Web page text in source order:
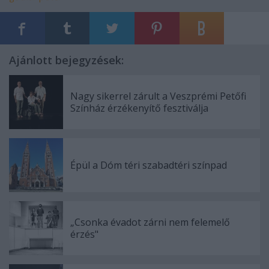
Ajánlott bejegyzések:
Nagy sikerrel zárult a Veszprémi Petőfi
Színház érzékenyítő fesztiválja
Épül a Dóm téri szabadtéri színpad
„Csonka évadot zárni nem felemelő
érzés"